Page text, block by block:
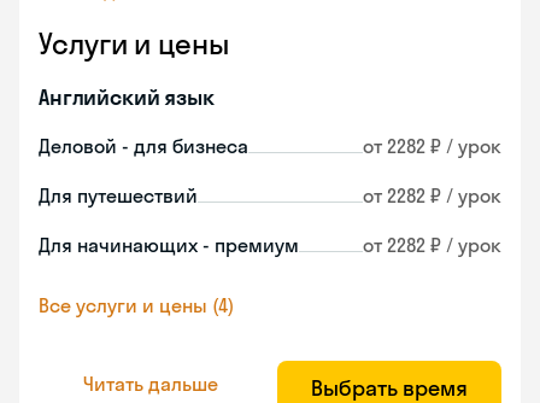
Услуги и цены
Английский язык
Деловой - для бизнеса от 2282 ₽ / урок
Для путешествий от 2282 ₽ / урок
Для начинающих - премиум от 2282 ₽ / урок
Все услуги и цены (4)
Читать дальше Выбрать время